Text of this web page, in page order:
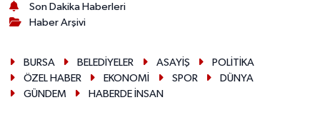
Son Dakika Haberleri
Haber Arşivi
BURSA BELEDİYELER ASAYİŞ
POLİTİKA
ÖZEL HABER
EKONOMİ SPOR
DÜNYA
GÜNDEM
HABERDE İNSAN